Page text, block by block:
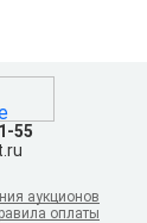
55
аукционов
оплаты